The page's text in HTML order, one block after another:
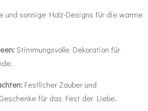
und sonnige Holz-Designs für die warme
Stimmungsvolle Dekoration für
Festlicher Zauber und
für das Fest der Liebe.